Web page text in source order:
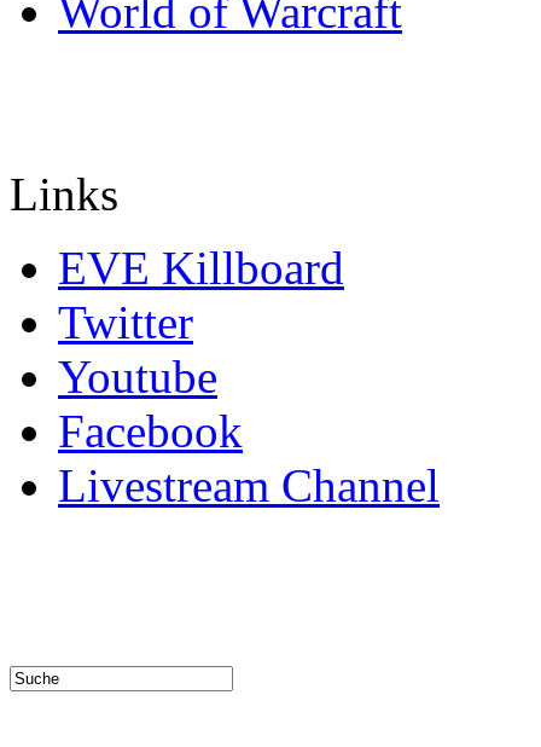
World of Warcraft
Links
EVE Killboard
Twitter
Youtube
Facebook
Livestream Channel